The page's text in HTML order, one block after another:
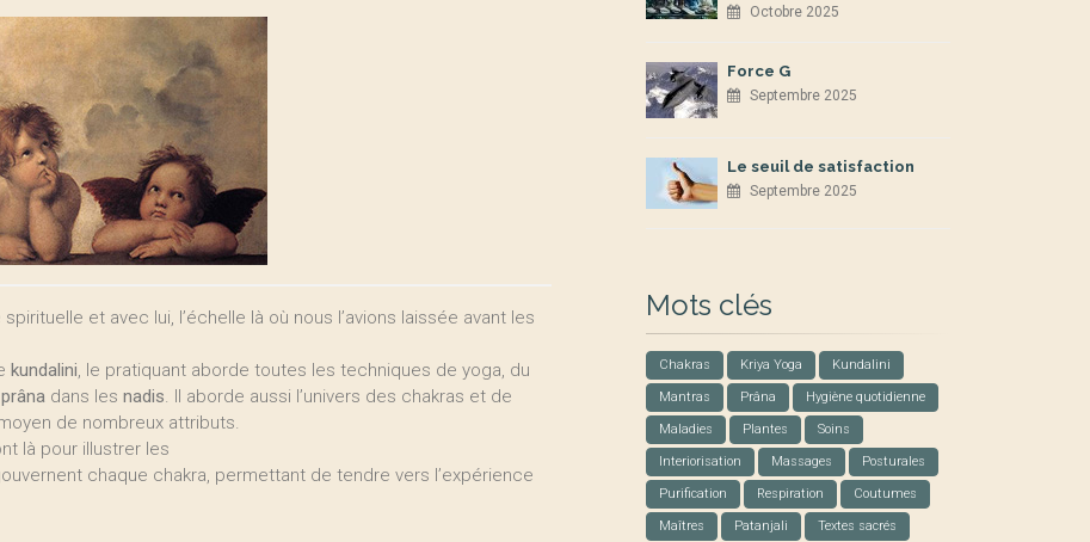
et avec lui, l’échelle là où nous l’avions laissée avant les
kundalini, le pratiquant aborde toutes les techniques de yoga, du
prâna dans les nadis. Il aborde aussi l’univers des chakras et de
de nombreux attributs.
là pour illustrer les
chaque chakra, permettant de tendre vers l’expérience
Octobre 2025
Force G
Septembre 2025
Le seuil de satisfaction
Septembre 2025
Mots clés
Chakras Kriya Yoga Kundalini
Mantras Prâna Hygiène quotidienne
Maladies Plantes Soins
Interiorisation Massages Posturales
Purification Respiration Coutumes
Maîtres Patanjali Textes sacrés